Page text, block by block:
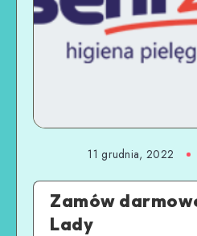
11 grudnia, 2022
Zamów
Lady